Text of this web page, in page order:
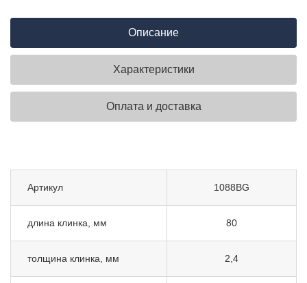
Описание
Характеристики
Оплата и доставка
Артикул 1088BG
длина клинка, мм 80
толщина клинка, мм 2,4